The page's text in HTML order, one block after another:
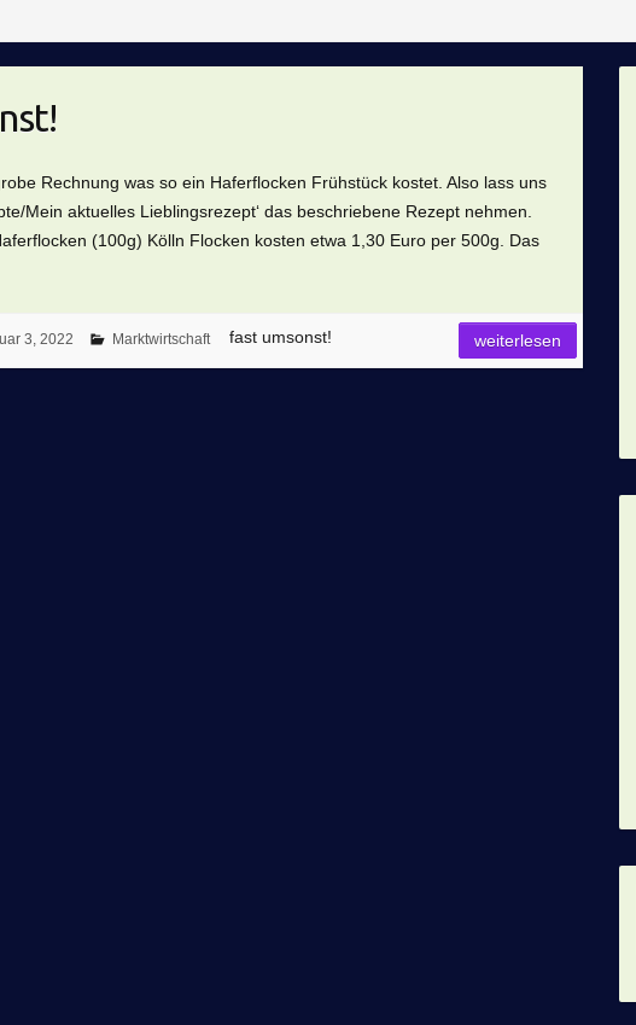
Rechnung was so ein Haferflocken Frühstück kostet. Also lass uns
Mein aktuelles Lieblingsrezept‘ das beschriebene Rezept nehmen.
(100g) Kölln Flocken kosten etwa 1,30 Euro per 500g. Das
3, 2022 Marktwirtschaft fast umsonst! weiterlesen